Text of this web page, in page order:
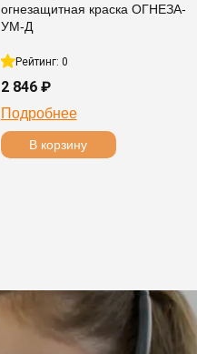
огнезащитная краска ОГНЕЗА-
УМ-Д
Рейтинг: 0
2 846 ₽
Подробнее
В корзину